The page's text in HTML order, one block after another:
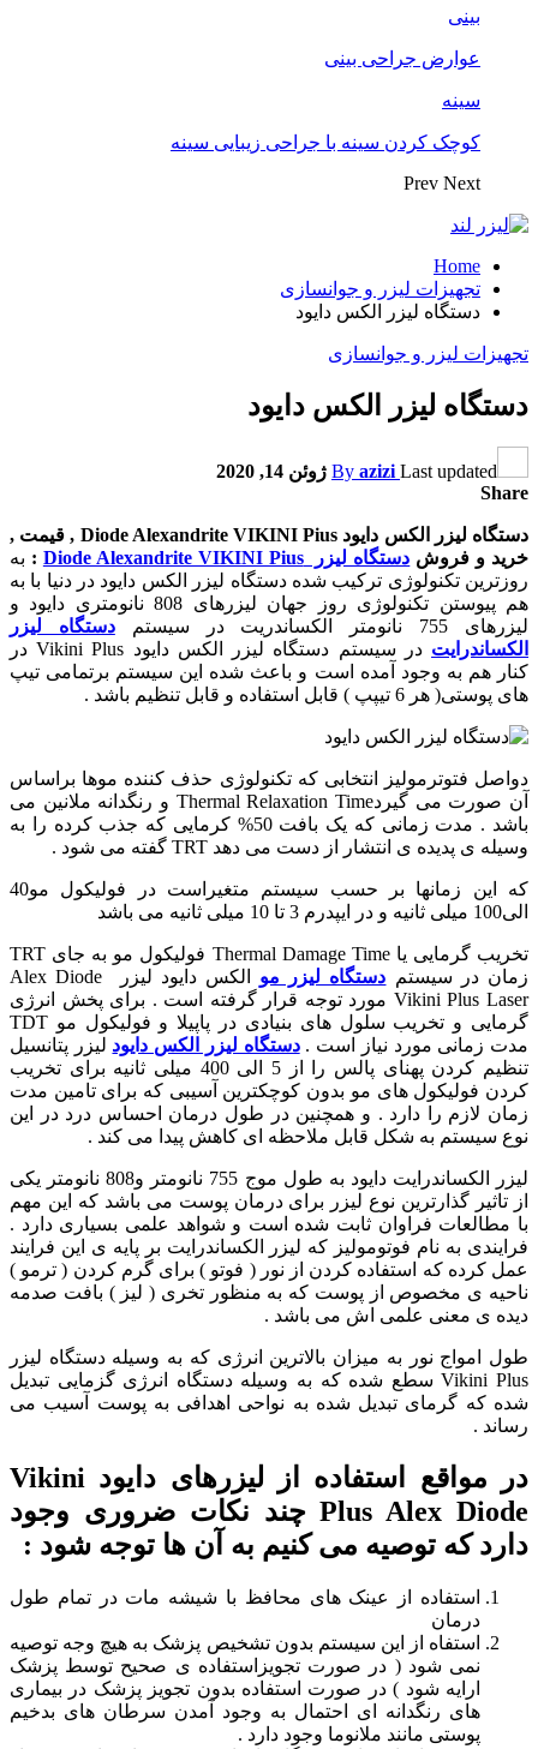
بینی
عوارض جراحی بینی
سینه
کوچک کردن سینه با جراحی زیبایی سینه
Prev Next
Home
تجهیزات لیزر و جوانسازی
دستگاه لیزر الکس دایود
تجهیزات لیزر و جوانسازی
دستگاه لیزر الکس دایود
By azizi Last updated
ژوئن 14, 2020
Share
دستگاه لیزر الکس دایود Diode Alexandrite VIKINI Pius , قیمت ,
خرید و فروش دستگاه لیزر Diode Alexandrite VIKINI Pius : به
روزترین تکنولوژی ترکیب شده دستگاه لیزر الکس دایود در دنیا با به
هم پیوستن تکنولوژی روز جهان لیزرهای 808 نانومتری دایود و
لیزرهای 755 نانومتر الکساندریت در سیستم
دستگاه لیزر
الکساندرایت
در سیستم دستگاه لیزر الکس دایود Vikini Plus در
کنار هم به وجود آمده است و باعث شده این سیستم برتمامی تیپ
های پوستی( هر 6 تیپپ ) قابل استفاده و قابل تنظیم باشد .
دواصل فتوترمولیز انتخابی که تکنولوژی حذف کننده موها براساس
آن صورت می گیردThermal Relaxation Time و رنگدانه ملانین می
باشد . مدت زمانی که یک بافت 50% کرمایی که جذب کرده را به
وسیله ی پدیده ی انتشار از دست می دهد TRT گفته می شود .
که این زمانها بر حسب سیستم متغیراست در فولیکول مو40
الی100 میلی ثانیه و در ایپدرم 3 تا 10 میلی ثانیه می باشد
تخریب گرمایی یا Thermal Damage Time فولیکول مو به جای TRT
زمان در سیستم دستگاه لیزر مو
الکس دایود لیزر Alex Diode
Vikini Plus Laser مورد توجه قرار گرفته است . برای پخش انرژی
گرمایی و تخریب سلول های بنیادی در پاپیلا و فولیکول مو TDT
مدت زمانی مورد نیاز است .دستگاه لیزر الکس دایود لیزر پتانسیل
تنظیم کردن پهنای پالس را از 5 الی 400 میلی ثانیه برای تخریب
کردن فولیکول های مو بدون کوچکترین آسیبی که برای تامین مدت
زمان لازم را دارد . و همچنین در طول درمان احساس درد در این
نوع سیستم به شکل قابل ملاحظه ای کاهش پیدا می کند .
لیزر الکساندرایت دایود به طول موج 755 نانومتر و808 نانومتر یکی
از تاثیر گذارترین نوع لیزر برای درمان پوست می باشد که این مهم
با مطالعات فراوان ثابت شده است و شواهد علمی بسیاری دارد .
فرایندی به نام فوتومولیز که لیزر الکساندرایت بر پایه ی این فرایند
عمل کرده که استفاده کردن از نور ( فوتو ) برای گرم کردن ( ترمو )
ناحیه ی مخصوص از پوست که به منظور تخری ( لیز ) بافت صدمه
دیده ی معنی علمی اش می باشد .
طول امواج نور به میزان بالاترین انرژی که به وسیله دستگاه لیزر
Vikini Plus سطع شده که به وسیله دستگاه انرژی گزمایی تبدیل
شده که گرمای تبدیل شده به نواحی اهدافی به پوست آسیب می
رساند .
در مواقع استفاده از لیزرهای دایود Vikini
Plus Alex Diode چند نکات ضروری وجود
دارد که توصیه می کنیم به آن ها توجه شود :
استفاده از عینک های محافظ با شیشه مات در تمام طول
درمان
استفاه از این سیستم بدون تشخیص پزشک به هیچ وجه توصیه
نمی شود ( در صورت تجویزاستفاده ی صحیح توسط پزشک
ارایه شود ) در صورت استفاده بدون تجویز پزشک در بیماری
های رنگدانه ای احتمال به وجود آمدن سرطان های بدخیم
پوستی مانند ملانوما وجود دارد .